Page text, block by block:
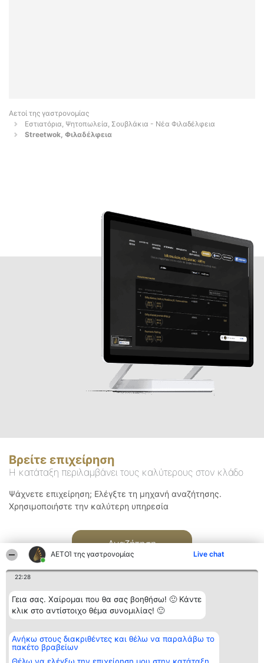
ΑΕΤΟΊ της γαστρονομίας Live chat
22:28
Γεια σας. Χαίρομαι που θα σας βοηθήσω! 🙂 Κάντε
κλικ στο αντίστοιχο θέμα συνομιλίας! 🙂
Ανήκω στους διακριθέντες και θέλω να παραλάβω το
πακέτο βραβείων
Αετοί της γαστρονομίας
Εστιατόρια, Ψητοπωλεία, Σουβλάκια - Νέα Φιλαδέλφεια
Streetwok, Φιλαδέλφεια
Βρείτε επιχείρηση
Η κατάταξη περιλαμβάνει τους καλύτερους στον κλάδο
Ψάχνετε επιχείρηση; Ελέγξτε τη μηχανή αναζήτησης.
Χρησιμοποιήστε την καλύτερη υπηρεσία
Αναζήτηση
Διοργανωτής της
κατάταξης
BEAUTIFUL COMPANY
Κατάταξη
Διακριθέντες
των
Επικοινωνία
Επικοινωνία